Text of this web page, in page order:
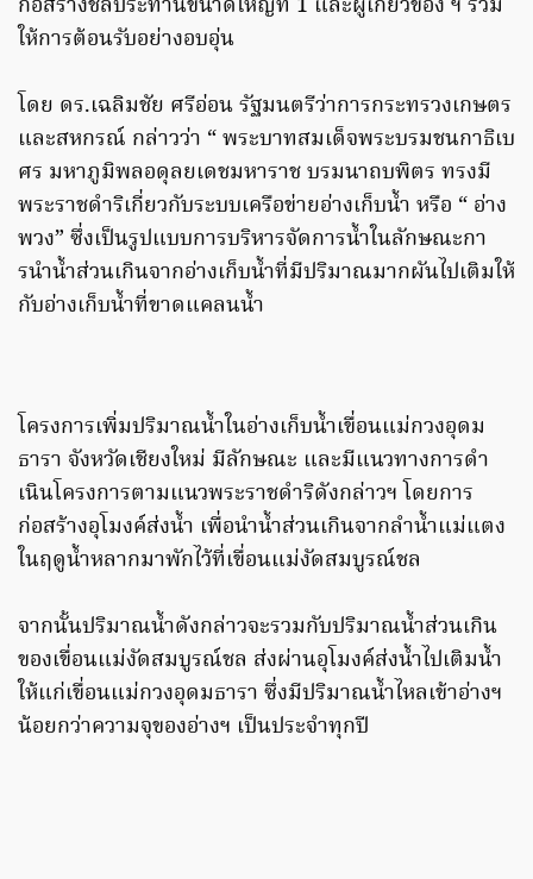
ให้การต้อนรับอย่างอบอุ่น
โดย ดร.เฉลิมชัย ศรีอ่อน รัฐมนตรีว่าการกระทรวงเกษตร
และสหกรณ์ กล่าวว่า “ พระบาทสมเด็จพระบรมชนกาธิเบ
ศร มหาภูมิพลอดุลยเดชมหาราช บรมนาถบพิตร ทรงมี
พระราชดําริเกี่ยวกับระบบเครือข่ายอ่างเก็บน้ำ หรือ “ อ่าง
พวง” ซึ่งเป็นรูปแบบการบริหารจัดการน้ำในลักษณะกา
รนําน้ำส่วนเกินจากอ่างเก็บน้ำที่มีปริมาณมากผันไปเติมให้
กับอ่างเก็บน้ำที่ขาดแคลนน้ำ
โครงการเพิ่มปริมาณน้ำในอ่างเก็บน้ำเขื่อนแม่กวงอุดม
ธารา จังหวัดเชียงใหม่ มีลักษณะ และมีแนวทางการดํา
เนินโครงการตามแนวพระราชดําริดังกล่าวฯ โดยการ
ก่อสร้างอุโมงค์ส่งน้ำ เพื่อนําน้ำส่วนเกินจากลําน้ำแม่แตง
ในฤดูน้ำหลากมาพักไว้ที่เขื่อนแม่งัดสมบูรณ์ชล
จากนั้นปริมาณน้ำดังกล่าวจะรวมกับปริมาณน้ำส่วนเกิน
ของเขื่อนแม่งัดสมบูรณ์ชล ส่งผ่านอุโมงค์ส่งน้ำไปเติมน้ำ
ให้แก่เขื่อนแม่กวงอุดมธารา ซึ่งมีปริมาณน้ำไหลเข้าอ่างฯ
น้อยกว่าความจุของอ่างฯ เป็นประจําทุกปี